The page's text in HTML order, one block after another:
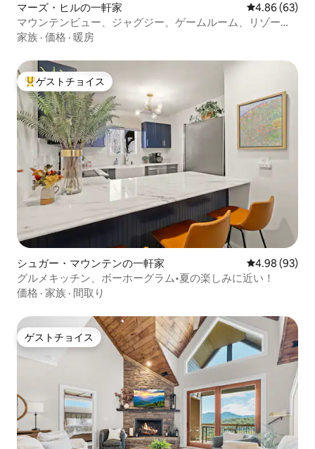
マーズ・ヒルの一軒家 レビュー63
4.86 (63)
マウンテンビュー、ジャグジー、ゲームルーム、リゾート
のアメニティ
家族 · 価格 · 暖房
大好評のゲストチョイスです。
ゲストチョイス
シュガー・マウンテンの一軒家 レビュー93
4.98 (93)
グルメキッチン、ボーホーグラム•夏の楽しみに近い！
価格 · 家族 · 間取り
ゲストチョイス
ゲストチョイス